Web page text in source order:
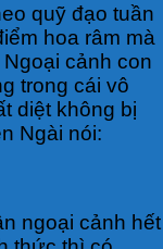
quỹ đạo tuần
hoa râm mà
cảnh con
trong cái vô
diệt không bị
Ngài nói:
ngoại cảnh hết